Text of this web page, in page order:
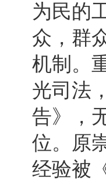
为民的
众，群
机制。
光司法
告》，
位。原
经验被